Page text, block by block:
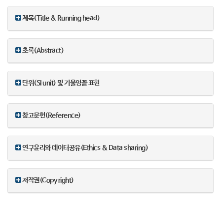
제목(Title & Running head)
초록(Abstract)
단위(SI unit) 및 기울임꼴 표현
참고문헌(Reference)
연구윤리와 데이터공유(Ethics & Data sharing)
저작권(Copy right)